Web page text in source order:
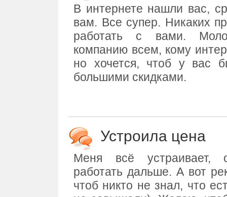
В интернете нашли вас,
вам. Все супер. Никаких
работать с вами.
компанию всем, кому
но хочется, чтоб у вас
большими скидками.
Устроила цена
Меня всё устраивает,
работать дальше. А вот
чтоб никто не знал, что